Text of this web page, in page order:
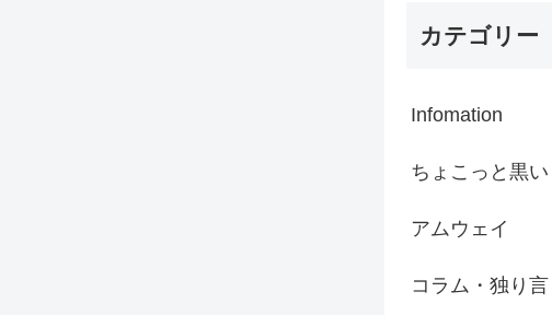
カテゴリー
Infomation
ちょこっと黒
アムウェイ
コラム・独り言